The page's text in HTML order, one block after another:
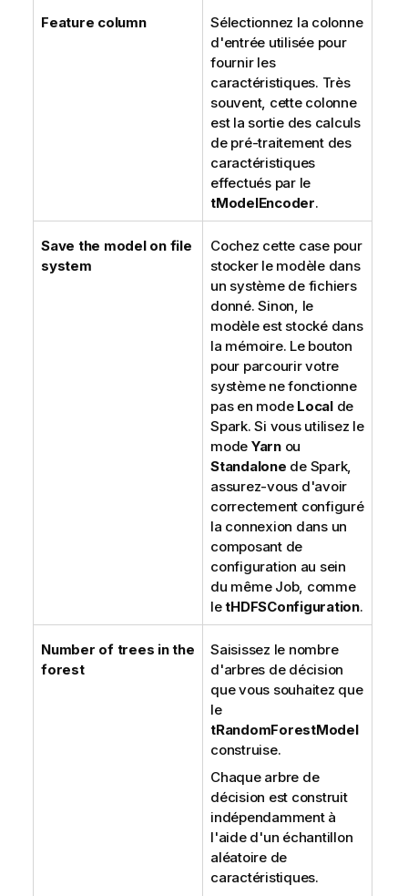
Feature column
Sélectionnez la colonne
d'entrée utilisée pour
fournir les
caractéristiques. Très
souvent, cette colonne
est la sortie des calculs
de pré-traitement des
caractéristiques
effectués par le
tModelEncoder.
Save the model on file
system
Cochez cette case pour
stocker le modèle dans
un système de fichiers
donné. Sinon, le
modèle est stocké dans
la mémoire. Le bouton
pour parcourir votre
système ne fonctionne
pas en mode Localde
Spark. Si vous utilisez le
mode Yarnou
Standalone de Spark,
assurez-vous d'avoir
correctement configuré
la connexion dans un
composant de
configuration au sein
du même Job, comme
letHDFSConfiguration.
Number of trees in the
forest
Saisissez le nombre
d'arbres de décision
que vous souhaitez que
le
tRandomForestModel
construise.
Chaque arbre de
décision est construit
indépendamment à
l'aide d'un échantillon
aléatoire de
caractéristiques.